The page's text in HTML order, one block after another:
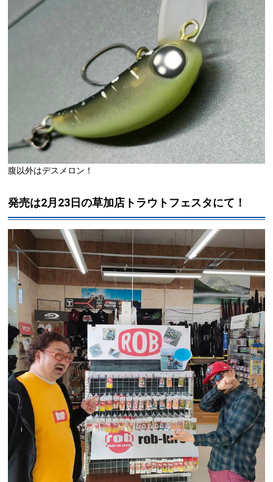
腹以外はデスメロン！
発売は2月23日の草加店トラウトフェスタにて！